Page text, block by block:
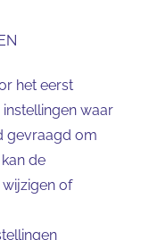
het eerst
waar
gevraagd om
de
wijzigen of